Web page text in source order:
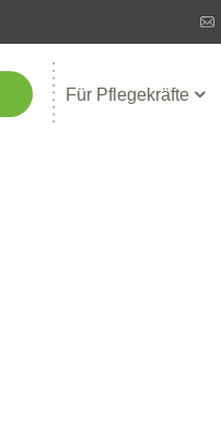
Für Pflegekräfte